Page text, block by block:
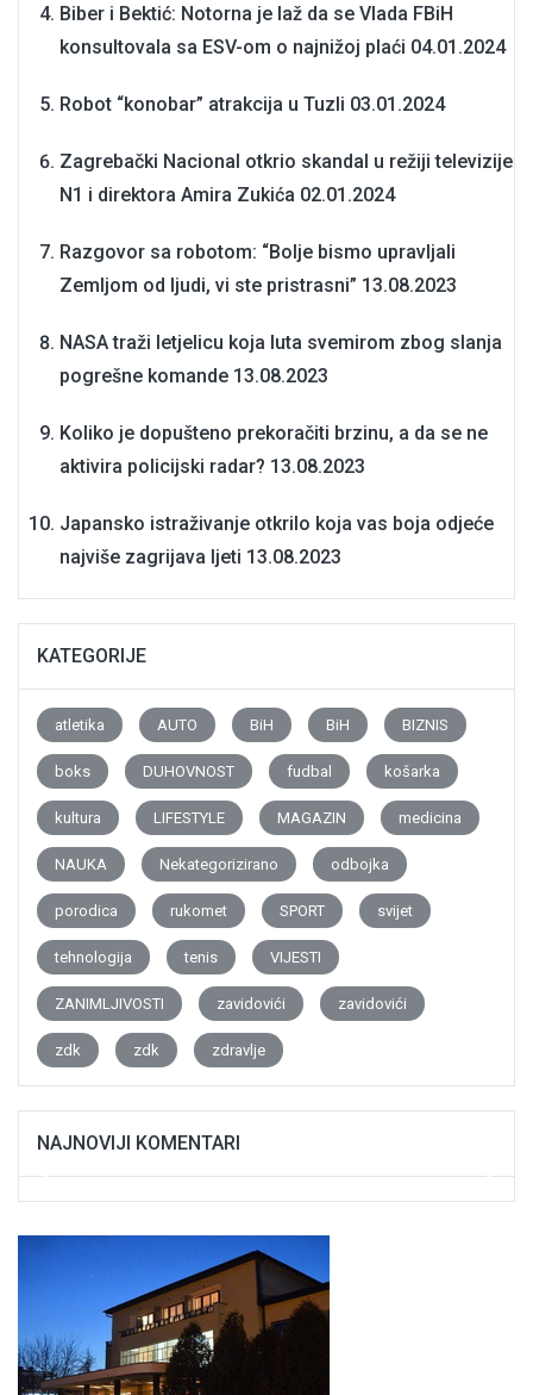
Biber i Bektić: Notorna je laž da se Vlada FBiH
konsultovala sa ESV-om o najnižoj plaći 04.01.2024
Robot “konobar” atrakcija u Tuzli 03.01.2024
Zagrebački Nacional otkrio skandal u režiji televizije
N1 i direktora Amira Zukića 02.01.2024
Razgovor sa robotom: “Bolje bismo upravljali
Zemljom od ljudi, vi ste pristrasni” 13.08.2023
NASA traži letjelicu koja luta svemirom zbog slanja
pogrešne komande 13.08.2023
Koliko je dopušteno prekoračiti brzinu, a da se ne
aktivira policijski radar? 13.08.2023
Japansko istraživanje otkrilo koja vas boja odjeće
najviše zagrijava ljeti 13.08.2023
KATEGORIJE
atletika AUTO BiH BiH BIZNIS
boks DUHOVNOST fudbal košarka
kultura LIFESTYLE MAGAZIN medicina
NAUKA Nekategorizirano odbojka
porodica rukomet SPORT svijet
tehnologija tenis VIJESTI
ZANIMLJIVOSTI zavidovići zavidovići
zdk zdk zdravlje
NAJNOVIJI KOMENTARI